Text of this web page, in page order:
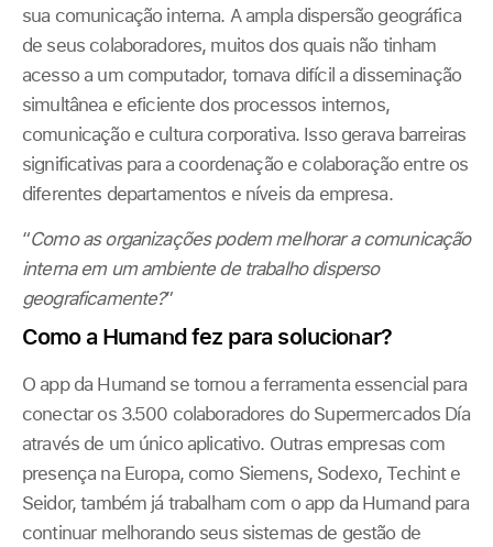
sua comunicação interna. A ampla dispersão geográfica
de seus colaboradores, muitos dos quais não tinham
acesso a um computador, tornava difícil a disseminação
simultânea e eficiente dos processos internos,
comunicação e cultura corporativa. Isso gerava barreiras
significativas para a coordenação e colaboração entre os
diferentes departamentos e níveis da empresa.
“Como as organizações podem melhorar a comunicação
interna em um ambiente de trabalho disperso
geograficamente?”
Como a Humand fez para solucionar?
O app da Humand se tornou a ferramenta essencial para
conectar os 3.500 colaboradores do Supermercados Día
através de um único aplicativo. Outras empresas com
presença na Europa, como Siemens, Sodexo, Techint e
Seidor, também já trabalham com o app da Humand para
continuar melhorando seus sistemas de gestão de